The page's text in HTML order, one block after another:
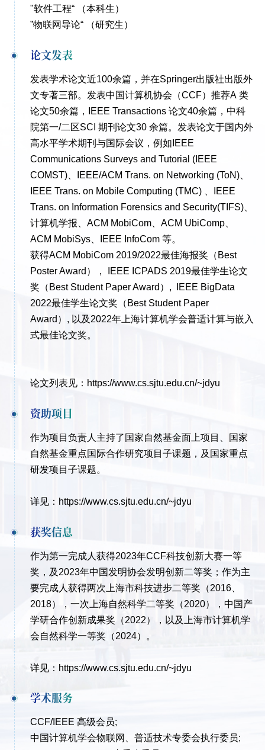
"软件工程“ （本科生）
”物联网导论“ （研究生）
论文发表
发表学术论文近100余篇，并在Springer出版社出版外
文专著三部。发表中国计算机协会（CCF）推荐A 类
论文50余篇 ， IEEE Transactions 论文40余篇 ，中科
院第一/二区SCI 期刊论文30 余篇。发表论文于国内外
高水平学术期刊与国际会议，例如 IEEE
Communications Surveys and Tutorial (IEEE
COMST)、 IEEE/ACM Trans. on Networking (ToN)、
IEEE Trans. on Mobile Computing (TMC)
IEEE
Trans. on Information Forensics and Security(TIFS)、
计算机学报、 ACM MobiCom、 ACM UbiComp、
ACM MobiSys、 IEEE InfoCom 等。
获得ACM MobiCom 2019/2022最佳海报奖（ Best
Poster Award ）， IEEE ICPADS 2019最佳学生论文
奖（ Best Student Paper Award ） , IEEE BigData
2022最佳学生论文奖（ Best Student Paper
Award ） , 以及 2022年上海计算机学会普适计算与嵌入
式最佳论文奖。
论文列表见：https://www.cs.sjtu.edu.cn/~jdyu
资助项目
作为项目负责人主持了国家自然基金面上项目、国家
自然基金重点国际合作研究项目子课题，及国家重点
研发项目子课题。
详见：https://www.cs.sjtu.edu.cn/~jdyu
获奖信息
作为第一完成人获得2023年CCF科技创新大赛一等
奖，及 2023年中国发明协会发明创新二等奖；作为主
要完成人获得两次上海市科技进步二等奖（2016、
2018），一次上海自然科学二等奖（2020），中国产
学研合作创新成果奖（2022），以及上海市计算机学
会自然科学一等奖（2024）。
详见：https://www.cs.sjtu.edu.cn/~jdyu
学术服务
CCF/IEEE 高级会员;
中国计算机学会物联网、普适技术专委会执行委员;